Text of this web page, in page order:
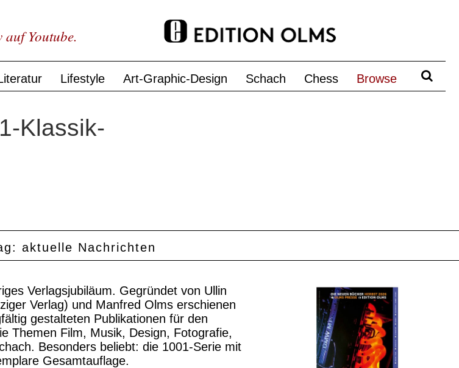
Youtube.
Lifestyle Art-Graphic-Design Schach Chess Browse
Klassik-
aktuelle Nachrichten
Verlagsjubiläum. Gegründet von Ullin
Verlag) und Manfred Olms erschienen
gestalteten Publikationen für den
Themen Film, Musik, Design, Fotografie,
Besonders beliebt: die 1001-Serie mit
Gesamtauflage.